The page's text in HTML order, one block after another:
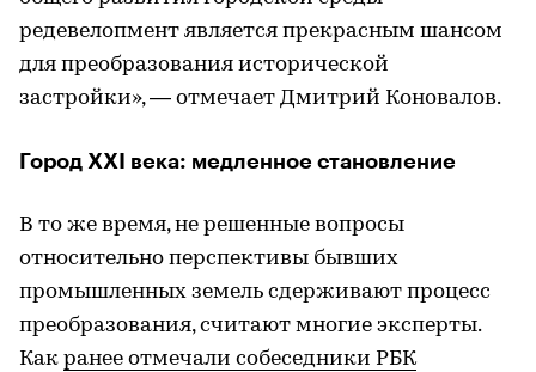
редевелопмент является прекрасным шансом
для преобразования исторической
застройки», — отмечает Дмитрий Коновалов.
Город XXI века: медленное становление
В то же время, не решенные вопросы
относительно перспективы бывших
промышленных земель сдерживают процесс
преобразования, считают многие эксперты.
Как ранее отмечали собеседники РБК